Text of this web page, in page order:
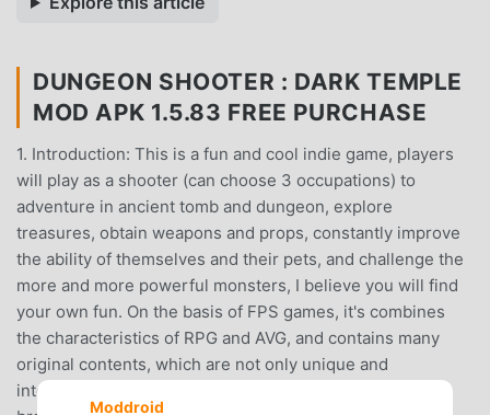
DUNGEON SHOOTER : DARK TEMPLE
MOD APK 1.5.83 FREE PURCHASE
1. Introduction: This is a fun and cool indie game, players
will play as a shooter (can choose 3 occupations) to
adventure in ancient tomb and dungeon, explore
treasures, obtain weapons and props, constantly improve
the ability of themselves and their pets, and challenge the
more and more powerful monsters, I believe you will find
your own fun. On the basis of FPS games, it's combines
the characteristics of RPG and AVG, and contains many
original contents, which are not only unique and
interesting, but also very playable, bringing players a
Moddroid